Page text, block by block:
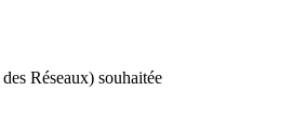
Réseaux) souhaitée